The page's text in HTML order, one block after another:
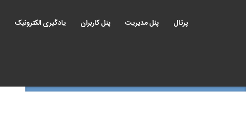
پرتال پنل مدیریت پنل کاربران یادگیری الکترونیک